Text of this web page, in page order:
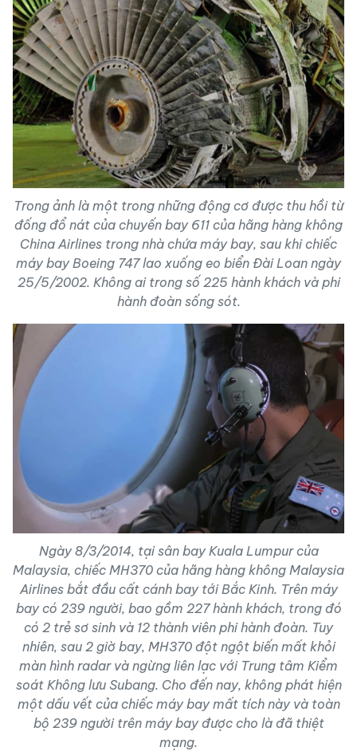
Trong ảnh là một trong những động cơ được thu hồi từ
đống đổ nát của chuyến bay 611 của hãng hàng không
China Airlines trong nhà chứa máy bay, sau khi chiếc
máy bay Boeing 747 lao xuống eo biển Đài Loan ngày
25/5/2002. Không ai trong số 225 hành khách và phi
hành đoàn sống sót.
Ngày 8/3/2014, tại sân bay Kuala Lumpur của
Malaysia, chiếc MH370 của hãng hàng không Malaysia
Airlines bắt đầu cất cánh bay tới Bắc Kinh. Trên máy
bay có 239 người, bao gồm 227 hành khách, trong đó
có 2 trẻ sơ sinh và 12 thành viên phi hành đoàn. Tuy
nhiên, sau 2 giờ bay, MH370 đột ngột biến mất khỏi
màn hình radar và ngừng liên lạc với Trung tâm Kiểm
soát Không lưu Subang. Cho đến nay, không phát hiện
một dấu vết của chiếc máy bay mất tích này và toàn
bộ 239 người trên máy bay được cho là đã thiệt
mạng.